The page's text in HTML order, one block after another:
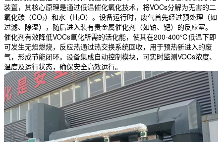
装置，其核心原理是通过低温催化氧化技术，将VOCs分解为无害的二
氧化碳（CO₂）和水（H₂O）。设备运行时，废气首先经过预处理（如
过滤、除湿），随后进入装有贵金属催化剂（如铂、钯）的反应室。
催化剂有效降低VOCs氧化所需的活化能，使其在200-400℃低温下即
可发生无焰燃烧，反应热通过热交换系统回收，用于预热新进入的废
气，形成节能闭环。设备集成自动控制模块，可实时监测VOCs浓度、
温度及运行状态，确保安全高效运行。